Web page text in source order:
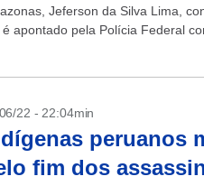
Jeferson da Silva Lima,
é apontado pela Polícia Federal
22 - 22:04min
peruanos
fim dos